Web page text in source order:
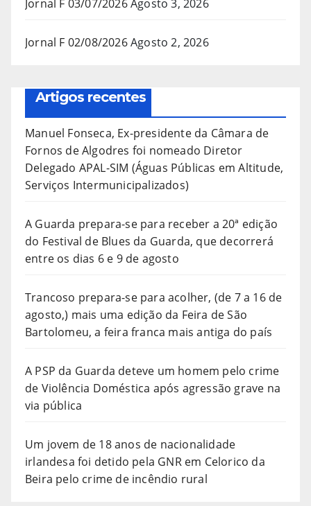
Jornal F 03/07/2026Agosto 3, 2026
Jornal F 02/08/2026Agosto 2, 2026
Artigos recentes
Manuel Fonseca, Ex-presidente da Câmara de
Fornos de Algodres foi nomeado Diretor
Delegado APAL-SIM (Águas Públicas em Altitude,
Serviços Intermunicipalizados)
A Guarda prepara-se para receber a 20ª edição
do Festival de Blues da Guarda, que decorrerá
entre os dias 6 e 9 de agosto
Trancoso prepara-se para acolher, (de 7 a 16 de
agosto,) mais uma edição da Feira de São
Bartolomeu, a feira franca mais antiga do país
A PSP da Guarda deteve um homem pelo crime
de Violência Doméstica após agressão grave na
via pública
Um jovem de 18 anos de nacionalidade
irlandesa foi detido pela GNR em Celorico da
Beira pelo crime de incêndio rural